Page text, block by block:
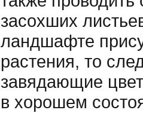
засохших
ландшафте
растения, то
завядающие
в хорошем